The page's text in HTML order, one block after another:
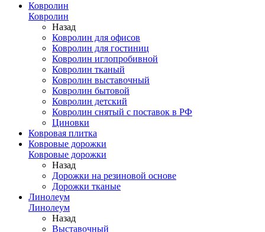
Ковролин
Ковролин
Назад
Ковролин для офисов
Ковролин для гостиниц
Ковролин иглопробивной
Ковролин тканый
Ковролин выставочный
Ковролин бытовой
Ковролин детский
Ковролин снятый с поставок в РФ
Циновки
Ковровая плитка
Ковровые дорожки
Ковровые дорожки
Назад
Дорожки на резиновой основе
Дорожки тканые
Линолеум
Линолеум
Назад
Выставочный